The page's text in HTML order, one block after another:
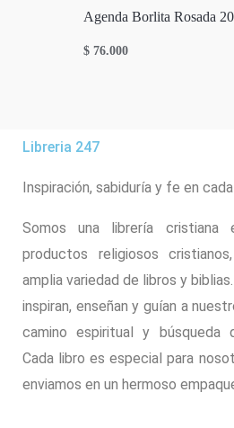
Agenda Borlita Rosada
$ 76.000
Libreria 247
Inspiración, sabiduría y fe en cada
Somos una librería cristiana
productos religiosos
amplia variedad de libros y
inspiran, enseñan y guían a
camino espiritual y búsqueda
Cada libro es especial para
enviamos en un hermoso